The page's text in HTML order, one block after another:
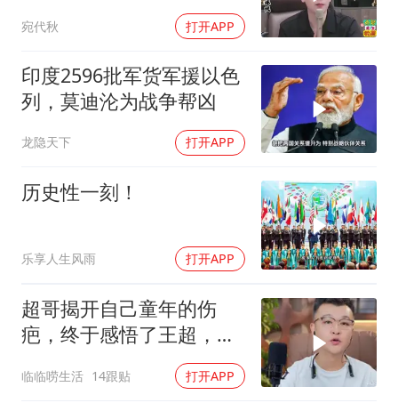
OpenAI为免费用户升级GPT-5.6 Luna
宛代秋 打开APP
印度2596批军货军援以色
列，莫迪沦为战争帮凶
龙隐天下 打开APP
历史性一刻！
乐享人生风雨 打开APP
超哥揭开自己童年的伤
疤，终于感悟了王超，他
决定接妈妈回来养老
临临唠生活 14跟贴 打开APP